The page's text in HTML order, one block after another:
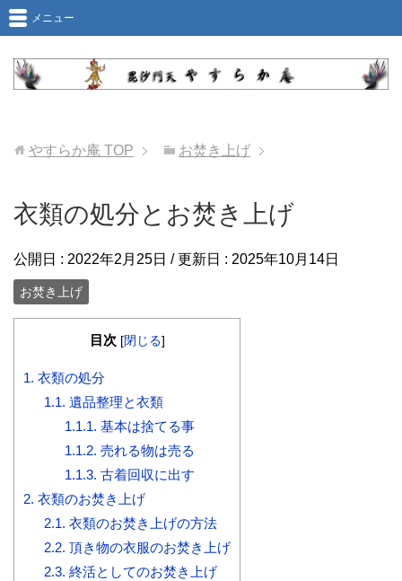
メニュー
やすらか庵 TOP お焚き上げ
衣類の処分とお焚き上げ
公開日 : 2022年2月25日 / 更新日 : 2025年10月14日
お焚き上げ
目次 [閉じる]
1. 衣類の処分
1.1. 遺品整理と衣類
1.1.1. 基本は捨てる事
1.1.2. 売れる物は売る
1.1.3. 古着回収に出す
2. 衣類のお焚き上げ
2.1. 衣類のお焚き上げの方法
2.2. 頂き物の衣服のお焚き上げ
2.3. 終活としてのお焚き上げ